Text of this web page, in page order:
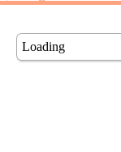
Loading